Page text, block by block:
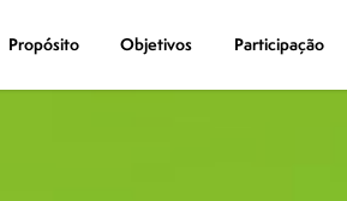
Propósito Objetivos Participação
Propósito Objetivos Participação